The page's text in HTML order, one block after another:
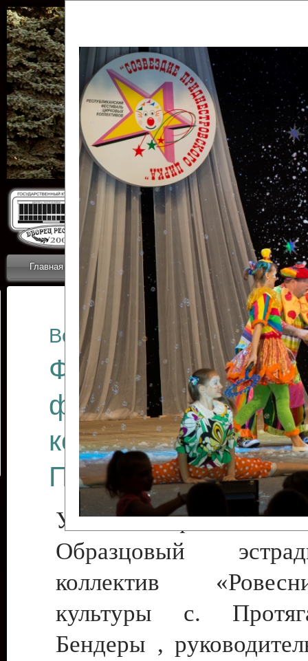
Главная Приветствие Коллективы Новости
ОТЧЕТЫ ГКЦ
Все отчеты
Финал
фестиваля
коллективов
Приднестровского
Участники фестиваля:
Образцовый
коллектив
культуры с.
Бендеры ,